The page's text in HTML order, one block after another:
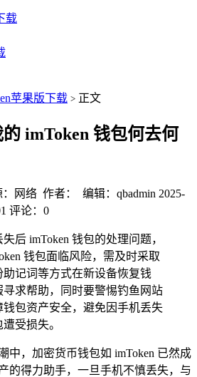
载
苹果版下载 > 正文
imToken 钱包何去何
：网络 作者： 编辑：qbadmin 2025-
评论：0
后 imToken 钱包的处理问题，
钱包面临风险，需及时采取
记词等方式在新设备恢复钱
求帮助，同时要警惕钓鱼网站
包资产安全，避免因手机丢失
受损失。
中，加密货币钱包如 imToken 已然成
的得力助手，一旦手机不慎丢失，与